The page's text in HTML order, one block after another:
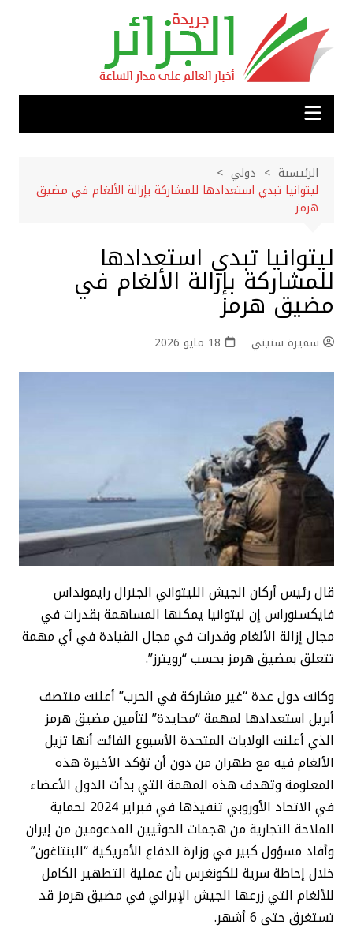
المحتوى
الرئيسية
دولي
ليتوانيا تبدي استعدادها للمشاركة بإزالة الألغام في مضيق
هرمز
ليتوانيا تبدي استعدادها
للمشاركة بإزالة الألغام في
مضيق هرمز
سميرة سنيني 18 مايو 2026
قال رئيس أركان الجيش الليتواني الجنرال رايمونداس
فايكسنوراس إن ليتوانيا يمكنها المساهمة بقدرات في
مجال إزالة الألغام وقدرات في مجال القيادة في أي مهمة
تتعلق بمضيق هرمز بحسب “رويترز”.
وكانت دول عدة “غير مشاركة في الحرب” أعلنت منتصف
أبريل استعدادها لمهمة “محايدة” لتأمين مضيق هرمز
الذي أعلنت الولايات المتحدة الأسبوع الفائت أنها تزيل
الألغام فيه مع طهران من دون أن تؤكد الأخيرة هذه
المعلومة وتهدف هذه المهمة التي بدأت الدول الأعضاء
في الاتحاد الأوروبي تنفيذها في فبراير 2024 لحماية
الملاحة التجارية من هجمات الحوثيين المدعومين من إيران
وأفاد مسؤول كبير في وزارة الدفاع الأمريكية “البنتاغون”
خلال إحاطة سرية للكونغرس بأن عملية التطهير الكامل
للألغام التي زرعها الجيش الإيراني في مضيق هرمز قد
تستغرق حتى 6 أشهر.